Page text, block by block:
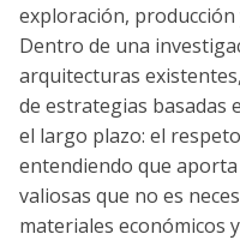
exploración, producción
Dentro de una
arquitecturas
de estrategias basadas
el largo plazo: el
entendiendo que
valiosas que no es
materiales económicos